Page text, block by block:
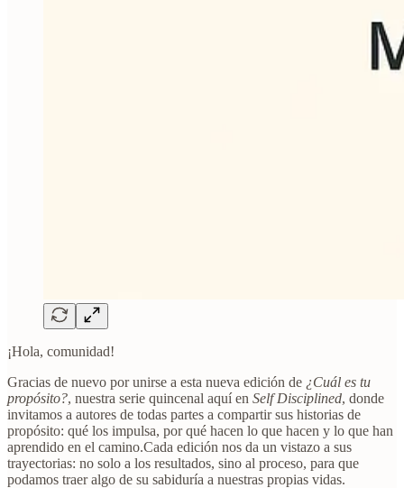
¡Hola, comunidad!
Gracias de nuevo por unirse a esta nueva edición de ¿Cuál es tu
propósito?, nuestra serie quincenal aquí en Self Disciplined, donde
invitamos a autores de todas partes a compartir sus historias de
propósito: qué los impulsa, por qué hacen lo que hacen y lo que han
aprendido en el camino.Cada edición nos da un vistazo a sus
trayectorias: no solo a los resultados, sino al proceso, para que
podamos traer algo de su sabiduría a nuestras propias vidas.